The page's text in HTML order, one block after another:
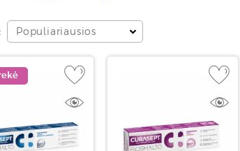
Populiariausios